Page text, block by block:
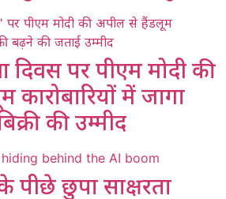
दिवस पर पीएम मोदी की
में जागा
की उम्मीद
छुपा साक्षरता